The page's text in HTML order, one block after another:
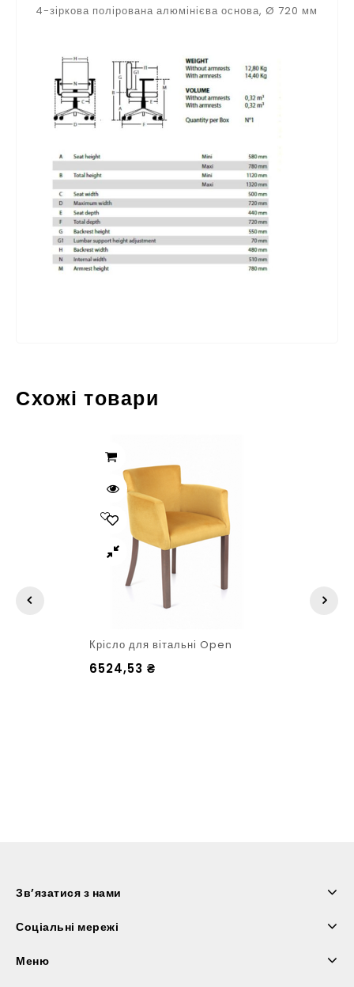
4-зіркова полірована алюмінієва основа, Ø 720 мм
Схожі товари
Крісло для вітальні Open
6524,53 ₴
Зв’язатися з нами
Соціальні мережі
Меню